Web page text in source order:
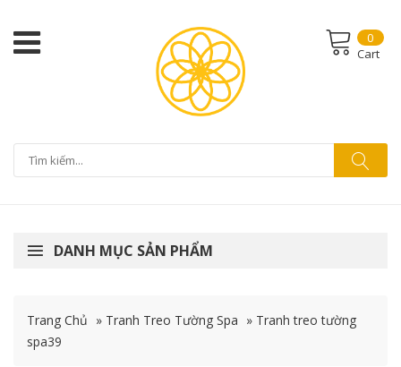
0
Cart
DANH MỤC SẢN PHẨM
Trang Chủ » Tranh Treo Tường Spa » Tranh treo tường
spa39